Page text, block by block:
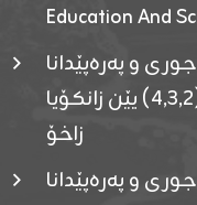
Education And
و پەرەپێدانا
پرۆگرامان بۆ قوتابیێن قوناغێن (٤٫٣٫٢) یێن زانکۆیا
زاخۆ
و پەرەپێدانا